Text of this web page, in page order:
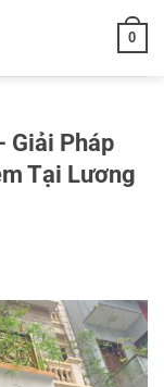
0
Giải Pháp
Tại Lương